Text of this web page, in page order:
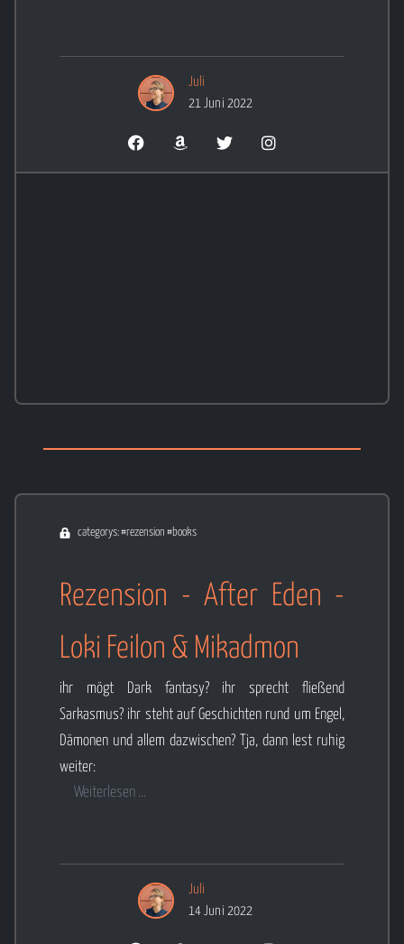
Juli
21 Juni 2022
categorys: #rezension #books
Rezension - After Eden -
Loki Feilon & Mikadmon
ihr mögt Dark fantasy? ihr sprecht fließend
Sarkasmus? ihr steht auf Geschichten rund um Engel,
Dämonen und allem dazwischen? Tja, dann lest ruhig
weiter:
Weiterlesen ...
Juli
14 Juni 2022